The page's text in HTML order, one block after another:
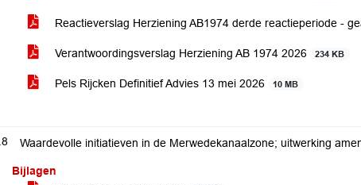
Reactieverslag Herziening AB1974 derde reactieperiode -
Verantwoordingsverslag Herziening AB 1974 2026 234 KB
Pels Rijcken Definitief Advies 13 mei 2026 10 MB
Waardevolle initiatieven in de Merwedekanaalzone; uitwerking
Bijlagen